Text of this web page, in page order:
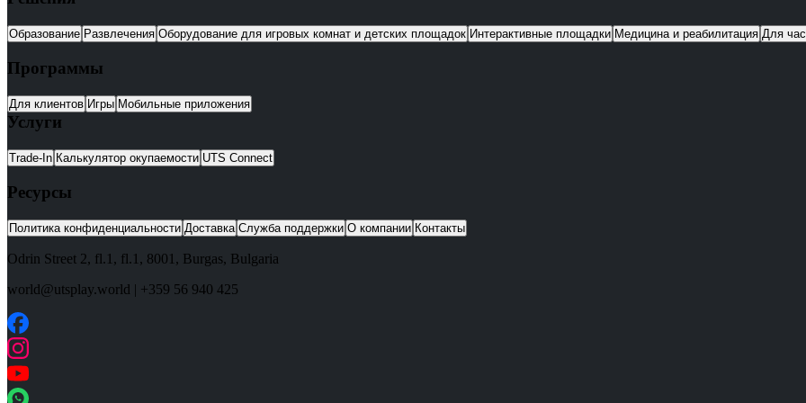
Образование Развлечения Оборудование для игровых комнат и детских площадок Интерактивные площадки Медицина и реабилитация Для
Программы
Для клиентов Игры Мобильные приложения
Услуги
Trade-In Калькулятор окупаемости UTS Connect
Ресурсы
Политика конфиденциальности Доставка Служба поддержки О компании Контакты
Odrin Street 2, fl.1 , fl.1, 8001 , Burgas, Bulgaria
world@utsplay.world | +359 56 940 425